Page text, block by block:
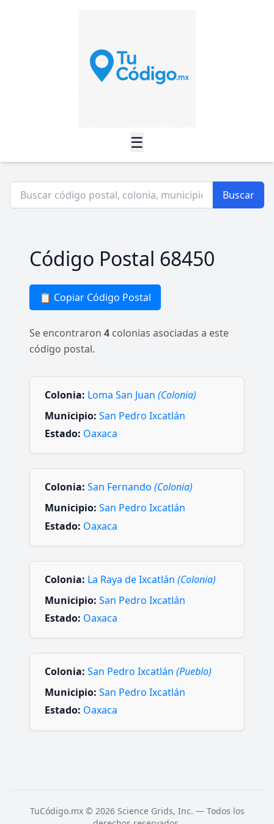
☰
Buscar
Código Postal 68450
📋 Copiar Código Postal
Se encontraron 4 colonias asociadas a este
código postal.
Colonia: Loma San Juan (Colonia)
Municipio: San Pedro Ixcatlán
Estado: Oaxaca
Colonia: San Fernando (Colonia)
Municipio: San Pedro Ixcatlán
Estado: Oaxaca
Colonia: La Raya de Ixcatlán (Colonia)
Municipio: San Pedro Ixcatlán
Estado: Oaxaca
Colonia: San Pedro Ixcatlán (Pueblo)
Municipio: San Pedro Ixcatlán
Estado: Oaxaca
TuCódigo.mx © 2026 Science Grids, Inc. — Todos los